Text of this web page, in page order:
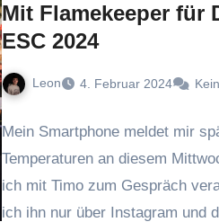
Mit Flamekeeper für
ESC 2024
Leon 4. Februar 2024
Mein Smartphone meldet mir
Temperaturen an diesem
ich mit Timo zum Gespräch
ich ihn nur über Instagram und